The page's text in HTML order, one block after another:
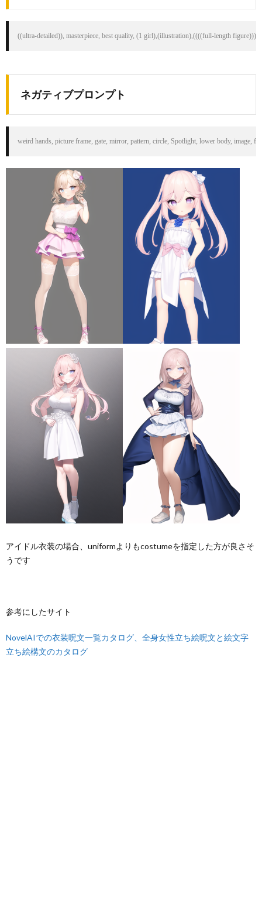
((ultra-detailed)), masterpiece, best quality, (1 girl),(illustration),((((full-length
ネガティブプロンプト
weird hands, picture frame, gate, mirror, pattern, circle, Spotlight, lower body, image,
アイドル衣装の場合、uniformよりもcostumeを指定した方が良さそ
うです
参考にしたサイト
NovelAIでの衣装呪文一覧カタログ、全身女性立ち絵呪文と絵文字
立ち絵構文のカタログ